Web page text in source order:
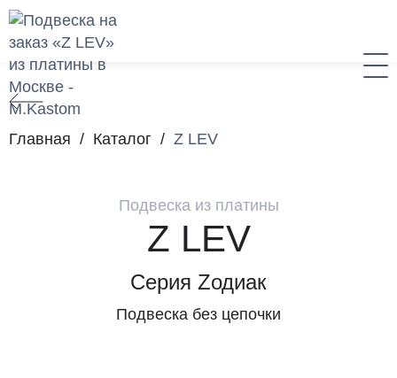
Главная / Каталог / Z LEV
Подвеска из платины
Z LEV
Серия Zодиак
Подвеска без цепочки